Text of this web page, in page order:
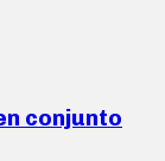
conjunto